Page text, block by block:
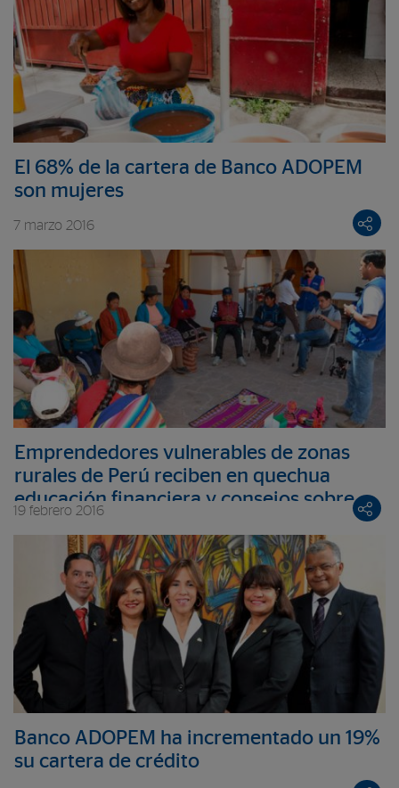
El 68% de la cartera de Banco ADOPEM
son mujeres
7 marzo 2016
Emprendedores vulnerables de zonas
rurales de Perú reciben en quechua
educación financiera y consejos sobre
19 febrero 2016
Banco ADOPEM ha incrementado un 19%
su cartera de crédito